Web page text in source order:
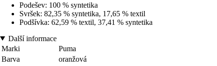
Podešev: 100 % syntetika
Svršek: 82,35 % syntetika, 17,65 % textil
Podšívka: 62,59 % textil, 37,41 % syntetika
Další informace
Marki
Puma
Barva
oranžová